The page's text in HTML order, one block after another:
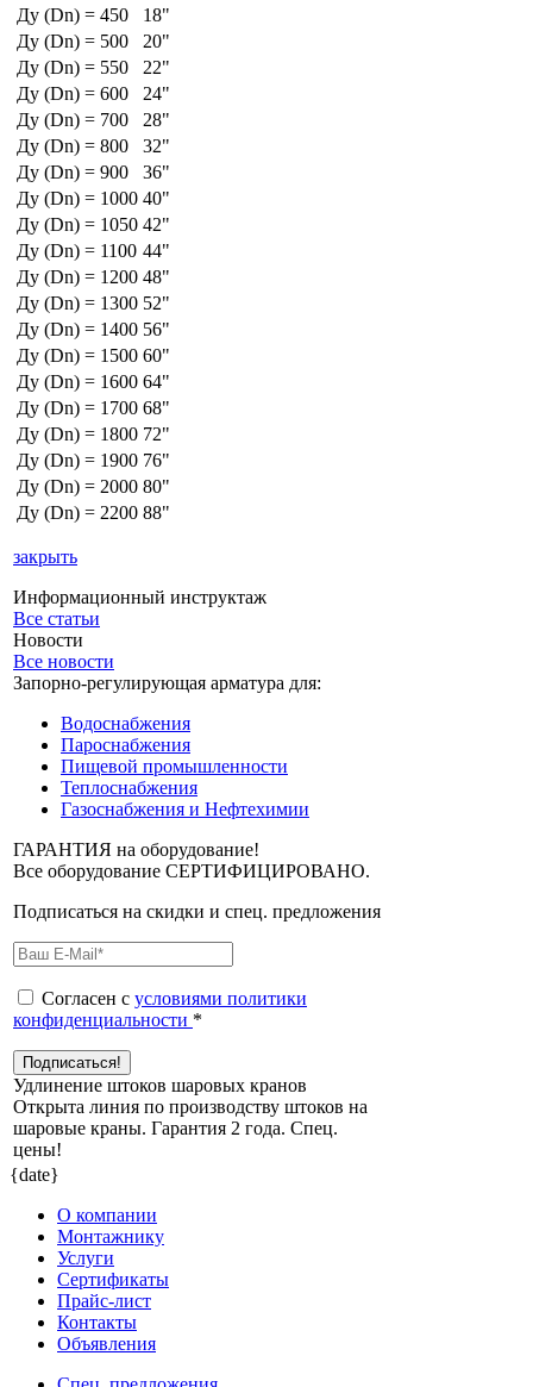
Ду (Dn) = 450
18"
Ду (Dn) = 500
20"
Ду (Dn) = 550
22"
Ду (Dn) = 600
24"
Ду (Dn) = 700
28"
Ду (Dn) = 800
32"
Ду (Dn) = 900
36"
Ду (Dn) = 1000 40"
Ду (Dn) = 1050 42"
Ду (Dn) = 1100 44"
Ду (Dn) = 1200 48"
Ду (Dn) = 1300 52"
Ду (Dn) = 1400 56"
Ду (Dn) = 1500 60"
Ду (Dn) = 1600 64"
Ду (Dn) = 1700 68"
Ду (Dn) = 1800 72"
Ду (Dn) = 1900 76"
Ду (Dn) = 2000 80"
Ду (Dn) = 2200 88"
закрыть
Информационный инструктаж
Все статьи
Новости
Все новости
Запорно-регулирующая арматура для:
Водоснабжения
Пароснабжения
Пищевой промышленности
Теплоснабжения
Газоснабжения и Нефтехимии
ГАРАНТИЯ на оборудование!
Все оборудование СЕРТИФИЦИРОВАНО.
Подписаться на скидки и спец. предложения
Согласен с условиями политики
конфиденциальности *
Удлинение штоков шаровых кранов
Открыта линия по производству штоков на
шаровые краны. Гарантия 2 года. Cпец.
цены!
{date}
О компании
Монтажнику
Услуги
Сертификаты
Прайс-лист
Контакты
Объявления